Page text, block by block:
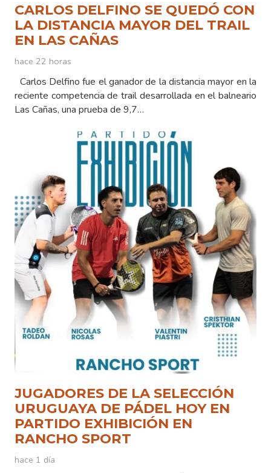
CARLOS DELFINO SE QUEDÓ CON
LA DISTANCIA MAYOR DEL TRAIL
EN LAS CAÑAS
hace 22 horas
Carlos Delfino fue el ganador de la distancia mayor en la
reciente competencia de trail desarrollada en el balneario
Las Cañas, una prueba de 9,7…
JUGADORES DE LA SELECCIÓN
URUGUAYA DE PÁDEL HOY EN
PARTIDO EXHIBICIÓN EN
RANCHO SPORT
hace 1 día